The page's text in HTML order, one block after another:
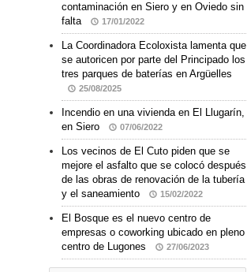
contaminación en Siero y en Oviedo sin
falta
17/01/2022
La Coordinadora Ecoloxista lamenta que
se autoricen por parte del Principado los
tres parques de baterías en Argüelles
25/08/2025
Incendio en una vivienda en El Llugarín,
en Siero
07/06/2022
Los vecinos de El Cuto piden que se
mejore el asfalto que se colocó después
de las obras de renovación de la tubería
y el saneamiento
15/02/2022
El Bosque es el nuevo centro de
empresas o coworking ubicado en pleno
centro de Lugones
27/06/2023